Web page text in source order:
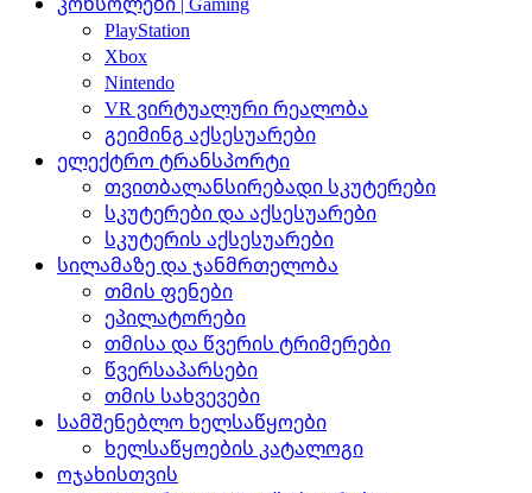
PlayStation
Xbox
Nintendo
VR ვირტუალური რეალობა
გეიმინგ აქსესუარები
ელექტრო ტრანსპორტი
თვითბალანსირებადი სკუტერები
სკუტერები და აქსესუარები
სკუტერის აქსესუარები
სილამაზე და ჯანმრთელობა
თმის ფენები
ეპილატორები
თმისა და წვერის ტრიმერები
წვერსაპარსები
თმის სახვევები
სამშენებლო ხელსაწყოები
ხელსაწყოების კატალოგი
ოჯახისთვის